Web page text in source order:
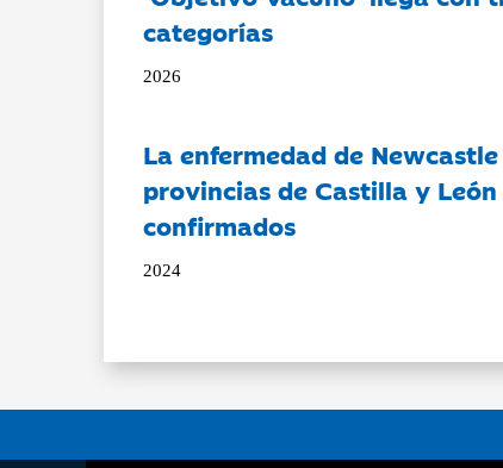
categorías
2026
La enfermedad de
provincias de Castilla y
confirmados
2024